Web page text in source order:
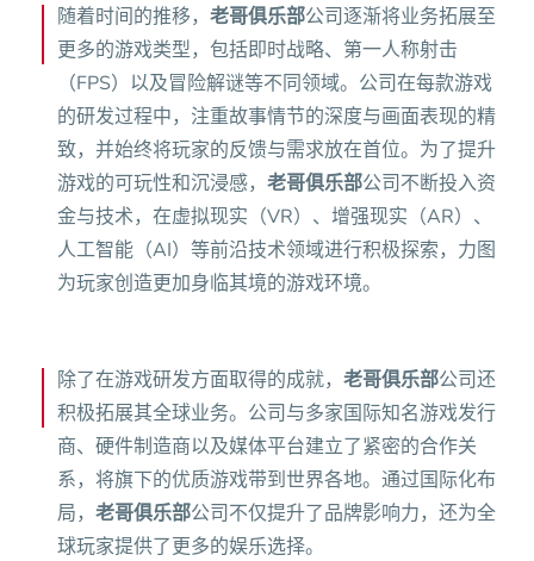
随着时间的推移， 老哥俱乐部公司逐渐将业务拓展至
更多的游戏类型，包括即时战略、第一人称射击
（FPS）以及冒险解谜等不同领域。公司在每款游戏
的研发过程中，注重故事情节的深度与画面表现的精
致，并始终将玩家的反馈与需求放在首位。为了提升
游戏的可玩性和沉浸感， 老哥俱乐部公司不断投入资
金与技术，在虚拟现实（VR）、增强现实（AR）、
人工智能（AI）等前沿技术领域进行积极探索，力图
为玩家创造更加身临其境的游戏环境。
除了在游戏研发方面取得的成就， 老哥俱乐部公司还
积极拓展其全球业务。公司与多家国际知名游戏发行
商、硬件制造商以及媒体平台建立了紧密的合作关
系，将旗下的优质游戏带到世界各地。通过国际化布
局， 老哥俱乐部公司不仅提升了品牌影响力，还为全
球玩家提供了更多的娱乐选择。